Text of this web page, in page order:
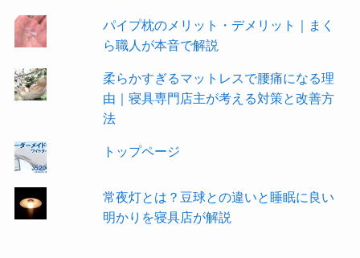
パイプ枕のメリット・デメリット｜まく
ら職人が本音で解説
柔らかすぎるマットレスで腰痛になる理
由｜寝具専門店主が考える対策と改善方
法
トップページ
常夜灯とは？豆球との違いと睡眠に良い
明かりを寝具店が解説